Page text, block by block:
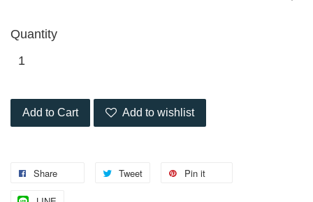
Quantity
Add to Cart Add to wishlist
Share Tweet Pin it